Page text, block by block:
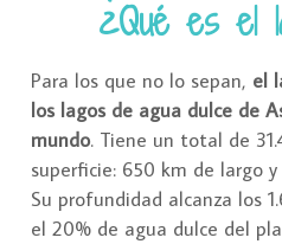
¿Qué es el
Para los que no lo sepan, el
los lagos de agua dulce de
mundo. Tiene un total de
superficie: 650 km de largo
Su profundidad alcanza los
el 20% de agua dulce del